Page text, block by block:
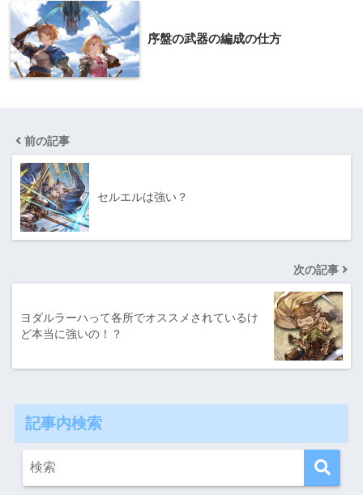
序盤の武器の編成の仕方
前の記事
セルエルは強い？
次の記事
ヨダルラーハって各所でオススメされているけ
ど本当に強いの！？
記事内検索